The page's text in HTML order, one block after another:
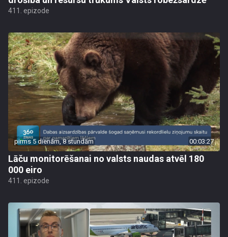
411. epizode
pirms 5 dienām, 8 stundām 00:03:27
Lāču monitorēšanai no valsts naudas atvēl 180
000 eiro
411. epizode